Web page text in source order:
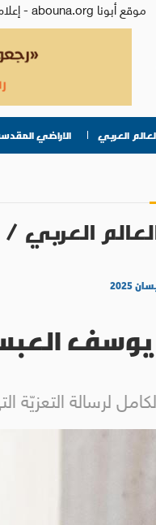
موقع أبونا abouna.org - إعلام من أجل الإنسان | يصدر عن المركز الكاثوليكي للدراسات والإعلام في الأردن - رئيس التحرير: الأب د.رفعت بدر
العربي الاراضي
العربي /
يوسف
لرسالة